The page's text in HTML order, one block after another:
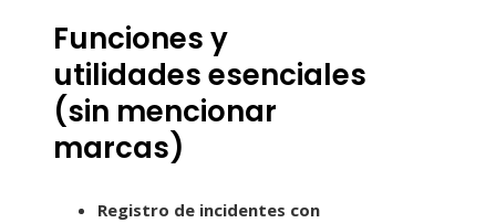
Funciones y
utilidades esenciales
(sin mencionar
marcas)
Registro de incidentes con